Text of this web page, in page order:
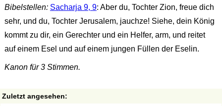
Bibelstellen: Sacharja 9, 9: Aber du, Tochter Zion, freue dich
sehr, und du, Tochter Jerusalem, jauchze! Siehe, dein König
kommt zu dir, ein Gerechter und ein Helfer, arm, und reitet
auf einem Esel und auf einem jungen Füllen der Eselin.
Kanon für 3 Stimmen.
Zuletzt angesehen: